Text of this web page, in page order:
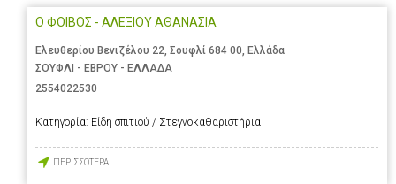
Ο ΦΟΙΒΟΣ - ΑΛΕΞΙΟΥ ΑΘΑΝΑΣΙΑ
Ελευθερίου Βενιζέλου 22, Σουφλί 684 00, Ελλάδα
ΣΟΥΦΛΙ - ΕΒΡΟΥ - ΕΛΛΑΔΑ
2554022530
Κατηγορία: Είδη σπιτιού / Στεγνοκαθαριστήρια
ΠΕΡΙΣΣΟΤΕΡΑ